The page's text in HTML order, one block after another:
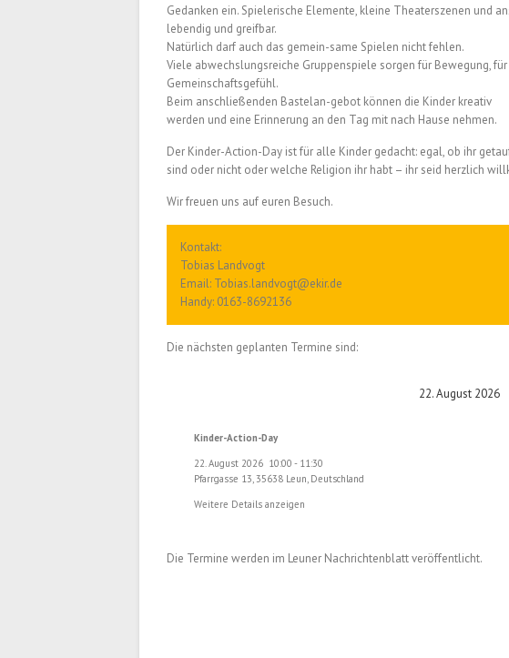
Gedanken ein. Spielerische Elemente, kleine Theaterszenen und
lebendig und greifbar.
Natürlich darf auch das gemein-same Spielen nicht fehlen.
Viele abwechslungsreiche Gruppenspiele sorgen für Bewegung,
Gemeinschaftsgefühl.
Beim anschließenden Bastelan-gebot können die Kinder kreativ
werden und eine Erinnerung an den Tag mit nach Hause nehmen.
Der Kinder-Action-Day ist für alle Kinder gedacht: egal, ob ihr
sind oder nicht oder welche Religion ihr habt – ihr seid herzlich
Wir freuen uns auf euren Besuch.
Kontakt:
Tobias Landvogt
Email: Tobias.landvogt@ekir.de
Handy: 0163-8692136
Die nächsten geplanten Termine sind:
22. August 2026
Kinder-Action-Day
22. August 2026 10:00 - 11:30
Pfarrgasse 13, 35638 Leun, Deutschland
Weitere Details anzeigen
Die Termine werden im Leuner Nachrichtenblatt veröffentlicht.